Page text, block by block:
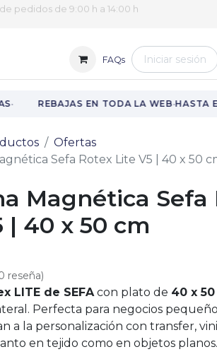
pedidos de 9:00 h a 14:00 h
FAQs Iniciar sesión
· REBAJAS EN TODA LA WEB·HASTA
Ofertas
Sefa Rotex Lite V5 | 40 x 50
Magnética Sefa
| 40 x 50 cm
reseña)
LITE de SEFAcon plato de 40 x
Perfecta para negocios
a la personalización con transfer,
en tejido como en objetos planos.